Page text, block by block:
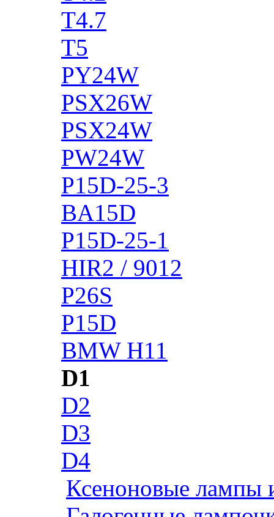
T4.7
T5
PY24W
PSX26W
PSX24W
PW24W
P15D-25-3
BA15D
P15D-25-1
HIR2 / 9012
P26S
P15D
BMW H11
D1
D2
D3
D4
Ксеноновые лампы